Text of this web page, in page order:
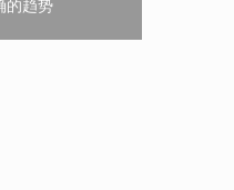
的趋势